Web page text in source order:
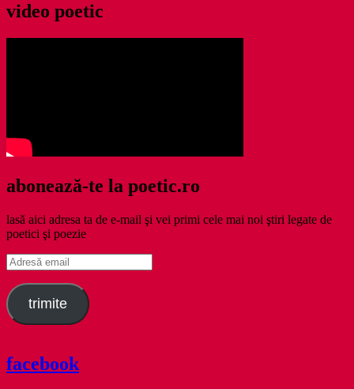
video poetic
abonează-te la poetic.ro
lasă aici adresa ta de e-mail şi vei primi cele mai noi ştiri legate de
poetici şi poezie
Adresă
email
trimite
facebook